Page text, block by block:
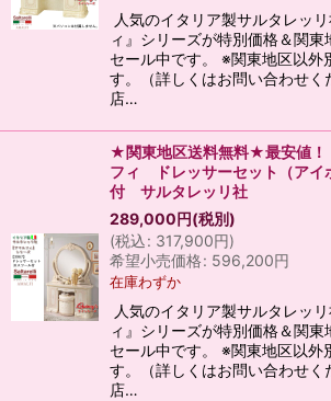
人気のイタリア製サルタレッ
ィ』シリーズが特別価格＆関東
セール中です。 ※関東地区以外
す。（詳しくはお問い合わせく
店…
★関東地区送料無料★最安値！
フィ ドレッサーセット（アイ
付 サルタレッリ社
289,000円(税別)
(税込: 317,900円)
希望小売価格: 596,200円
在庫わずか
人気のイタリア製サルタレッ
ィ』シリーズが特別価格＆関東
セール中です。 ※関東地区以外
す。（詳しくはお問い合わせく
店…